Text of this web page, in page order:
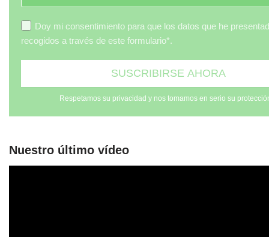
Doy mi consentimiento para que los datos que he
recogidos a través de este formulario*.
Respetamos su privacidad y nos tomamos en serio su
Nuestro último vídeo